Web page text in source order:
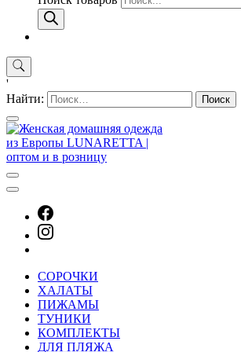
'
Найти:
СОРОЧКИ
ХАЛАТЫ
ПИЖАМЫ
ТУНИКИ
КОМПЛЕКТЫ
ДЛЯ ПЛЯЖА